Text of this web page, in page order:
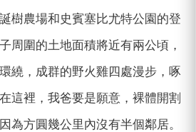
樹農場和史賓塞比尤特公園的登
周圍的土地面積將近有兩公頃，
繞，成群的野火雞四處漫步，啄
這裡，我爸要是願意，裸體開割
為方圓幾公里內沒有半個鄰居。